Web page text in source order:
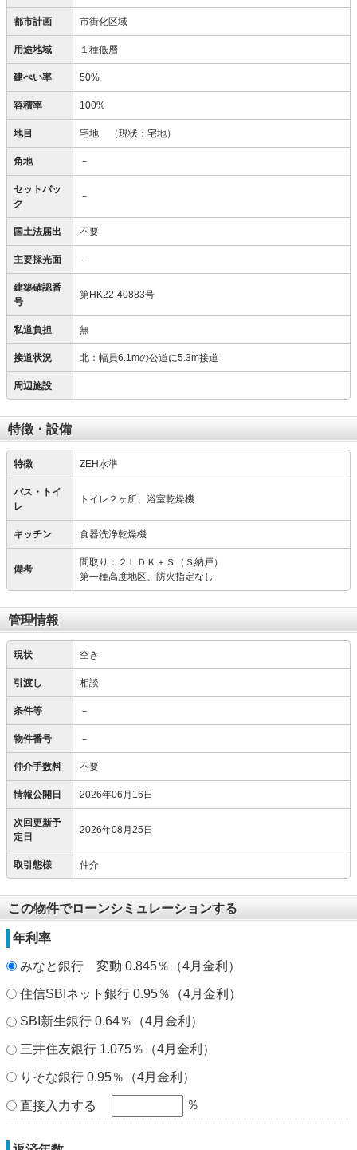
都市計画 市街化区域
用途地域 １種低層
建ぺい率 50%
容積率 100%
地目 宅地 （現状：宅地）
角地 －
セットバッ
ク
－
国土法届出 不要
主要採光面 －
建築確認番
号
第HK22-40883号
私道負担 無
接道状況 北：幅員6.1mの公道に5.3m接道
周辺施設
特徴・設備
特徴 ZEH水準
バス・トイ
レ
トイレ２ヶ所、浴室乾燥機
キッチン 食器洗浄乾燥機
備考
間取り：２ＬＤＫ＋Ｓ（Ｓ納戸）
第一種高度地区、防火指定なし
管理情報
現状 空き
引渡し 相談
条件等 －
物件番号 －
仲介手数料 不要
情報公開日 2026年06月16日
次回更新予
定日
2026年08月25日
取引態様 仲介
この物件でローンシミュレーションする
年利率
みなと銀行 変動 0.845％（4月金利）
住信SBIネット銀行 0.95％（4月金利）
SBI新生銀行 0.64％（4月金利）
三井住友銀行 1.075％（4月金利）
りそな銀行 0.95％（4月金利）
直接入力する ％